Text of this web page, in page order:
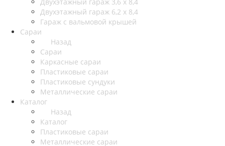
Двухэтажный гараж 6,2 х 8,4
Гараж с вальмовой крышей
Сараи
Назад
Сараи
Каркасные сараи
Пластиковые сараи
Пластиковые сундуки
Металлические сараи
Каталог
Назад
Каталог
Пластиковые сараи
Металлические сараи